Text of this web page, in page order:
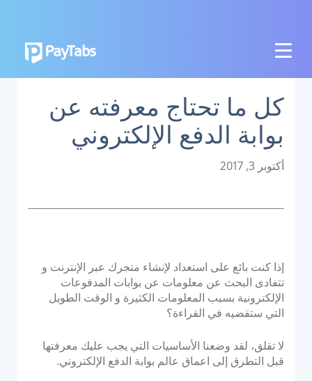
المنتجات
تطبيق بايمز الشامل
نقاط البيع اللاتلامسية
الربط
نظام الدفع الوطني
نظام التحويل للاستحواذ البنكي
وحدة التحكم في أجهزة الصراف الآلي
إدارة أجهزة نقاط البيع
كل ما تحتاج معرفته عن
بوابة الدفع الإلكتروني
P
t
n
أكتوبر 3, 2017
إذا كنت بائع على استعداد لإنشاء متجرك عبر الإنترنت و
تتفادى البحث عن معلومات عن بوابات المدفوعات
الإلكترونية بسبب المعلومات الكثيرة و الوقت الطويل
التي ستقضيه في القراءة؟
لا تقلق، لقد وضعنا الأساسيات التي يجب عليك معرفتها
قبل التطرق إلى اعماق عالم بوابة الدفع الإلكتروني.